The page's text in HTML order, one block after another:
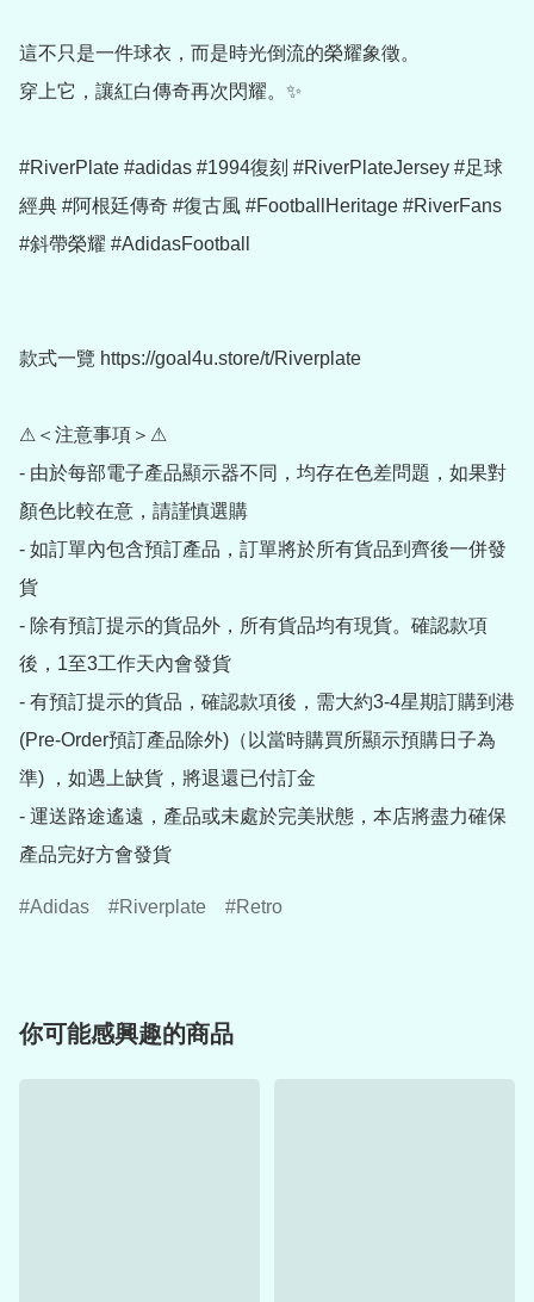
這不只是一件球衣，而是時光倒流的榮耀象徵。
穿上它，讓紅白傳奇再次閃耀。✨
#RiverPlate #adidas #1994復刻 #RiverPlateJersey #足球
經典 #阿根廷傳奇 #復古風 #FootballHeritage #RiverFans
#斜帶榮耀 #AdidasFootball
款式一覽 https://goal4u.store/t/Riverplate
⚠＜注意事項＞⚠
- 由於每部電子產品顯示器不同，均存在色差問題，如果對
顏色比較在意，請謹慎選購
- 如訂單內包含預訂產品，訂單將於所有貨品到齊後一併發
貨
- 除有預訂提示的貨品外，所有貨品均有現貨。確認款項
後，1至3工作天內會發貨
- 有預訂提示的貨品，確認款項後，需大約3-4星期訂購到港
(Pre-Order預訂產品除外)（以當時購買所顯示預購日子為
準) ，如遇上缺貨，將退還已付訂金
- 運送路途遙遠，產品或未處於完美狀態，本店將盡力確保
產品完好方會發貨
Adidas Riverplate Retro
你可能感興趣的商品